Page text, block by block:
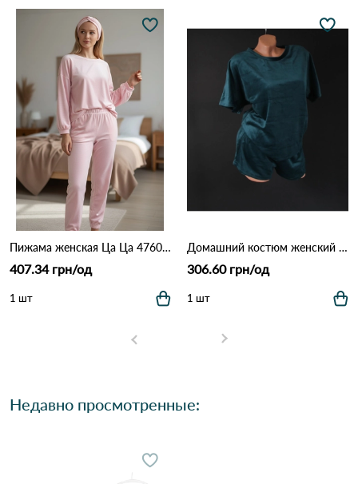
Пижама женская Ца Ца 4760 Розовый
407.34 грн/од
1 шт
Домашний костюм женский (шорты + футболка) 4020 Зеленый
306.60 грн/од
1 шт
Недавно просмотренные: